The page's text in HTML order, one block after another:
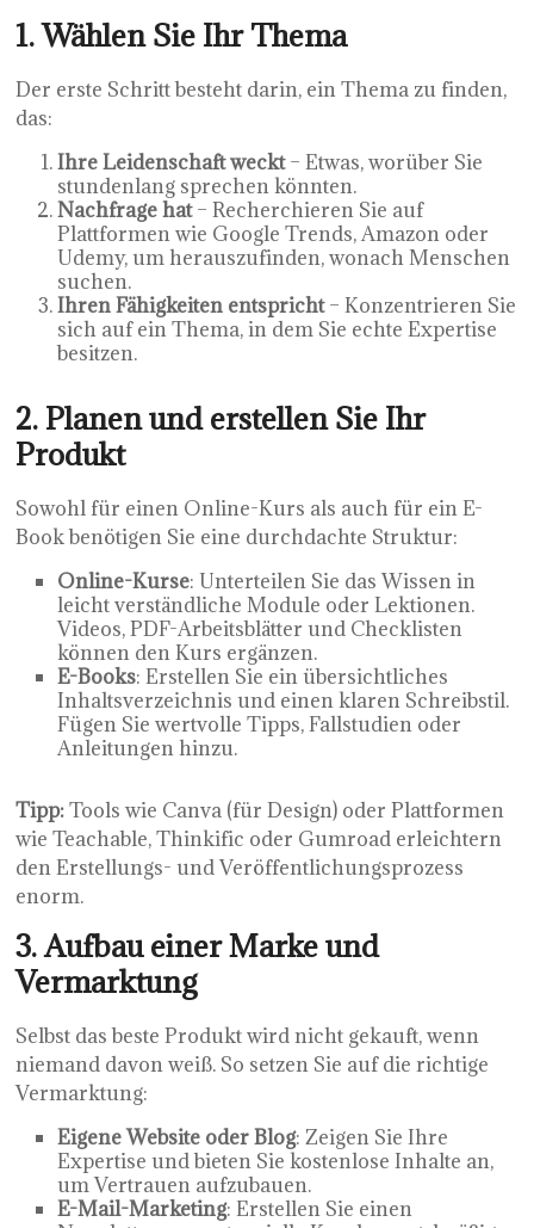
1. Wählen Sie Ihr Thema
Der erste Schritt besteht darin, ein Thema zu finden,
das:
Ihre Leidenschaft weckt– Etwas, worüber Sie
stundenlang sprechen könnten.
Nachfrage hat– Recherchieren Sie auf
Plattformen wie Google Trends, Amazon oder
Udemy, um herauszufinden, wonach Menschen
suchen.
Ihren Fähigkeiten entspricht– Konzentrieren Sie
sich auf ein Thema, in dem Sie echte Expertise
besitzen.
2. Planen und erstellen Sie Ihr
Produkt
Sowohl für einen Online-Kurs als auch für ein E-
Book benötigen Sie eine durchdachte Struktur:
Online-Kurse: Unterteilen Sie das Wissen in
leicht verständliche Module oder Lektionen.
Videos, PDF-Arbeitsblätter und Checklisten
können den Kurs ergänzen.
E-Books: Erstellen Sie ein übersichtliches
Inhaltsverzeichnis und einen klaren Schreibstil.
Fügen Sie wertvolle Tipps, Fallstudien oder
Anleitungen hinzu.
Tipp:Tools wie Canva (für Design) oder Plattformen
wie Teachable, Thinkific oder Gumroad erleichtern
den Erstellungs- und Veröffentlichungsprozess
enorm.
3. Aufbau einer Marke und
Vermarktung
Selbst das beste Produkt wird nicht gekauft, wenn
niemand davon weiß. So setzen Sie auf die richtige
Vermarktung:
Eigene Website oder Blog: Zeigen Sie Ihre
Expertise und bieten Sie kostenlose Inhalte an,
um Vertrauen aufzubauen.
E-Mail-Marketing: Erstellen Sie einen